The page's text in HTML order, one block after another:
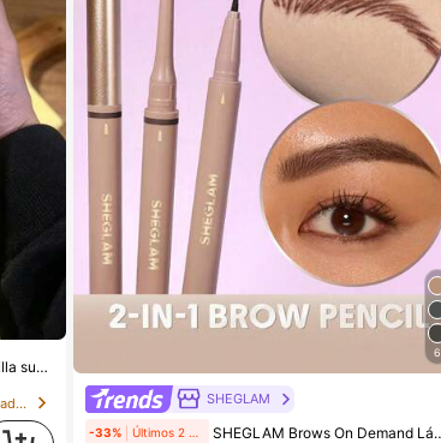
2/1 pieza Juguete antiestrés viral de mantequilla suave y lindo de gran tamaño, juguete de alivio del estrés, estimulación sensorial, pelota antiestrés, adecuado como regalo de Pascua, cumpleaños, graduación, favor de fiesta, suministros para despedida de soltera, estilo dumpling de rebote lento, estético, regalo de Navidad
en Juguetes para apretar para adolescentes
6
SHEGLAM
-33% SHEGLAM Brows On Demand LáPiz De Cejas 2 En 1-Chocolate Marca De Belleza CosméTica Maquillaje Para Mujeres Y NiñAs
#10 Más vendidos
en Mate Cejas